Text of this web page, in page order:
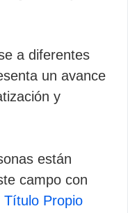
a diferentes
un avance
y
están
campo con
Título Propio